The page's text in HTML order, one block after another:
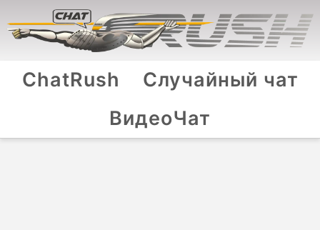
ChatRush
Случайный чат
ВидеоЧат